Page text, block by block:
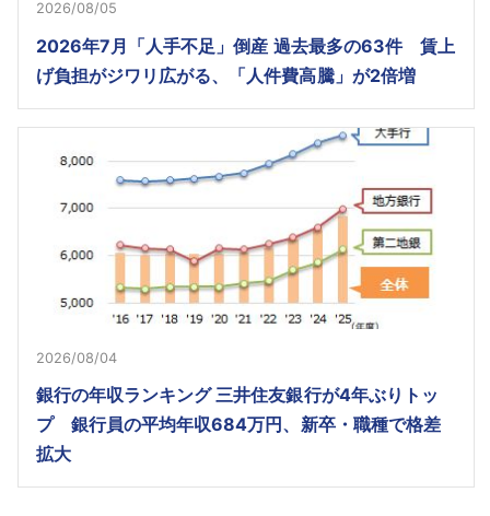
2026/08/05
2026年7月「人手不足」倒産 過去最多の63件 賃上
げ負担がジワリ広がる、「人件費高騰」が2倍増
2026/08/04
銀行の年収ランキング 三井住友銀行が4年ぶりトッ
プ 銀行員の平均年収684万円、新卒・職種で格差
拡大